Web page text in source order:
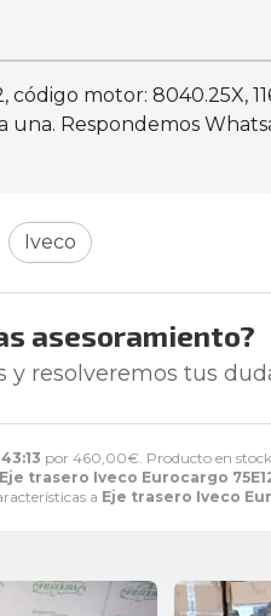
por 460,00€ . Producto en stock.
Eje trasero Iveco Eurocargo
a Eje trasero Iveco
motor: 8040.25X,
una. Respondemos
Iveco
asesoramiento?
resolveremos tus